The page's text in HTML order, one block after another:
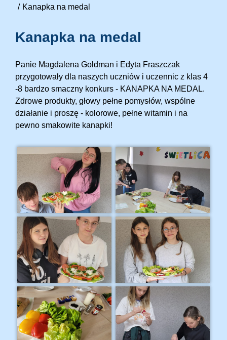
Kanapka na medal
Kanapka na medal
Panie Magdalena Goldman i Edyta Fraszczak
przygotowały dla naszych uczniów i uczennic z klas 4
-8 bardzo smaczny konkurs - KANAPKA NA MEDAL.
Zdrowe produkty, głowy pełne pomysłów, wspólne
działanie i proszę - kolorowe, pełne witamin i na
pewno smakowite kanapki!